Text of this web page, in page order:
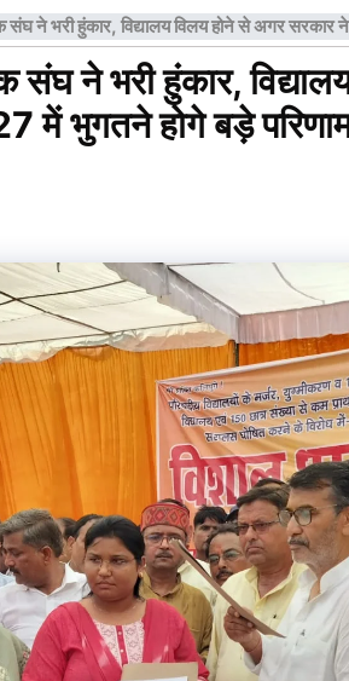
ने भरी हुंकार, विद्यालय विलय होने से अगर सरकार
ने भरी हुंकार,
में भुगतने होगे बड़े